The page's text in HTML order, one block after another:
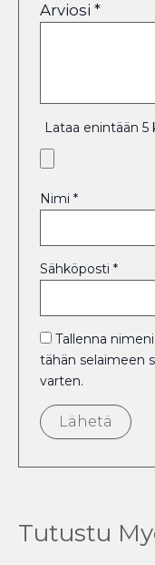
Arviosi*
Lataa enintään 5
Nimi*
Sähköposti*
Tallenna
tähän selaimeen
varten.
Tutustu